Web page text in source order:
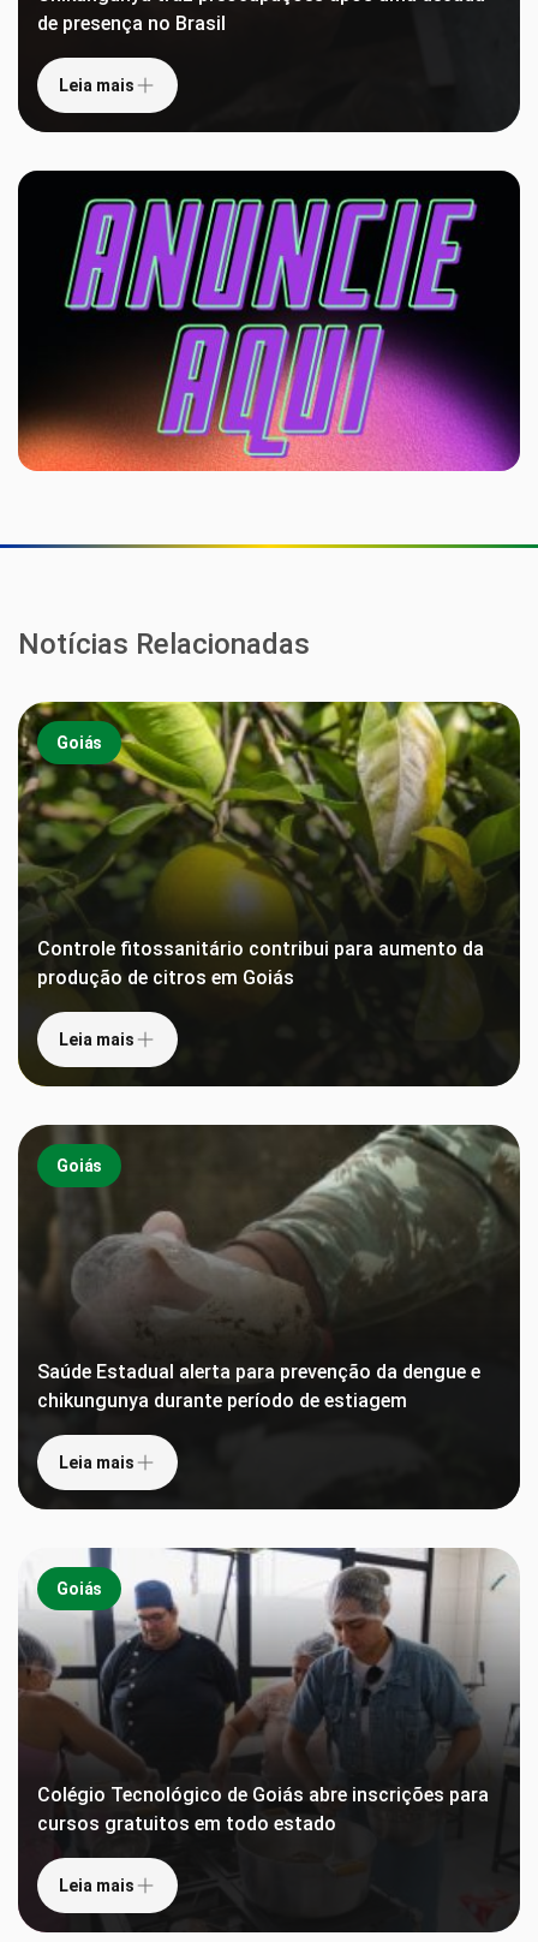
de presença no Brasil
Leia mais
Notícias Relacionadas
Goiás
Controle fitossanitário contribui para aumento da
produção de citros em Goiás
Leia mais
Goiás
Saúde Estadual alerta para prevenção da dengue e
chikungunya durante período de estiagem
Leia mais
Goiás
Colégio Tecnológico de Goiás abre inscrições para
cursos gratuitos em todo estado
Leia mais